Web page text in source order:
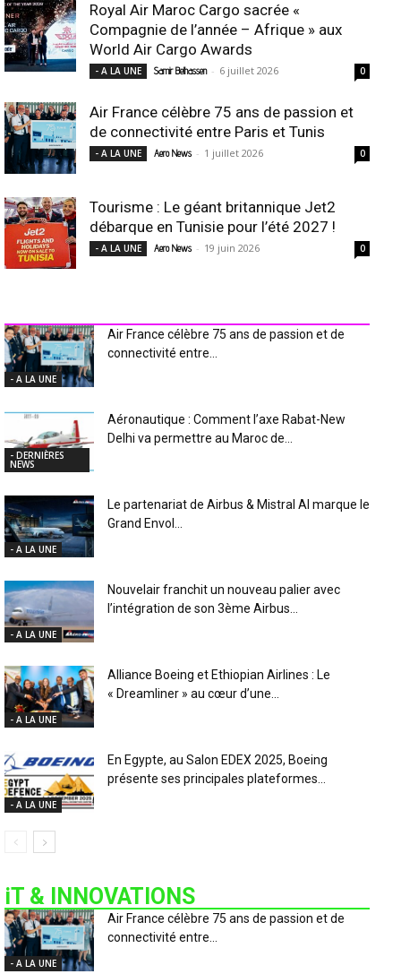
Royal Air Maroc Cargo sacrée «
Compagnie de l’année – Afrique » aux
World Air Cargo Awards
- A LA UNE Samir Belhassen - 6 juillet 2026 0
Air France célèbre 75 ans de passion et
de connectivité entre Paris et Tunis
- A LA UNE Aero News - 1 juillet 2026 0
Tourisme : Le géant britannique Jet2
débarque en Tunisie pour l’été 2027 !
- A LA UNE Aero News - 19 juin 2026 0
- A LA UNE
Air France célèbre 75 ans de passion et de
connectivité entre...
- DERNIÈRES
NEWS
Aéronautique : Comment l’axe Rabat-New
Delhi va permettre au Maroc de...
- A LA UNE
Le partenariat de Airbus & Mistral AI marque le
Grand Envol...
- A LA UNE
Nouvelair franchit un nouveau palier avec
l’intégration de son 3ème Airbus...
- A LA UNE
Alliance Boeing et Ethiopian Airlines : Le
« Dreamliner » au cœur d’une...
- A LA UNE
En Egypte, au Salon EDEX 2025, Boeing
présente ses principales plateformes...
iT & INNOVATIONS
- A LA UNE
Air France célèbre 75 ans de passion et de
connectivité entre...